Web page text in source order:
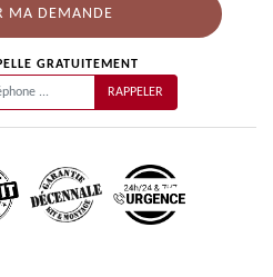
GRATUITEMENT